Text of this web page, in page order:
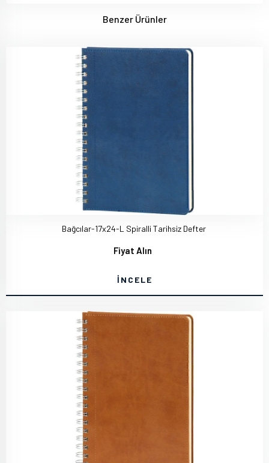
Benzer Ürünler
Bağcılar-17x24-L Spiralli Tarihsiz Defter
Fiyat Alın
İNCELE